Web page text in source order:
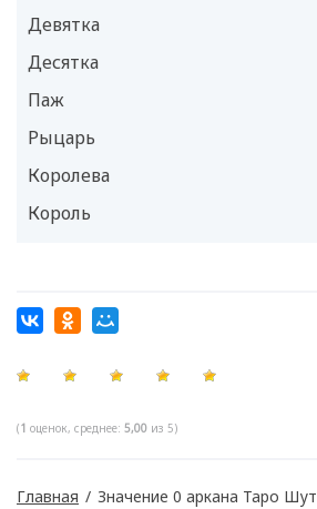
Девятка
Десятка
Паж
Рыцарь
Королева
Король
(1 оценок, среднее: 5,00 из 5)
Главная / Значение 0 аркана Таро Шут